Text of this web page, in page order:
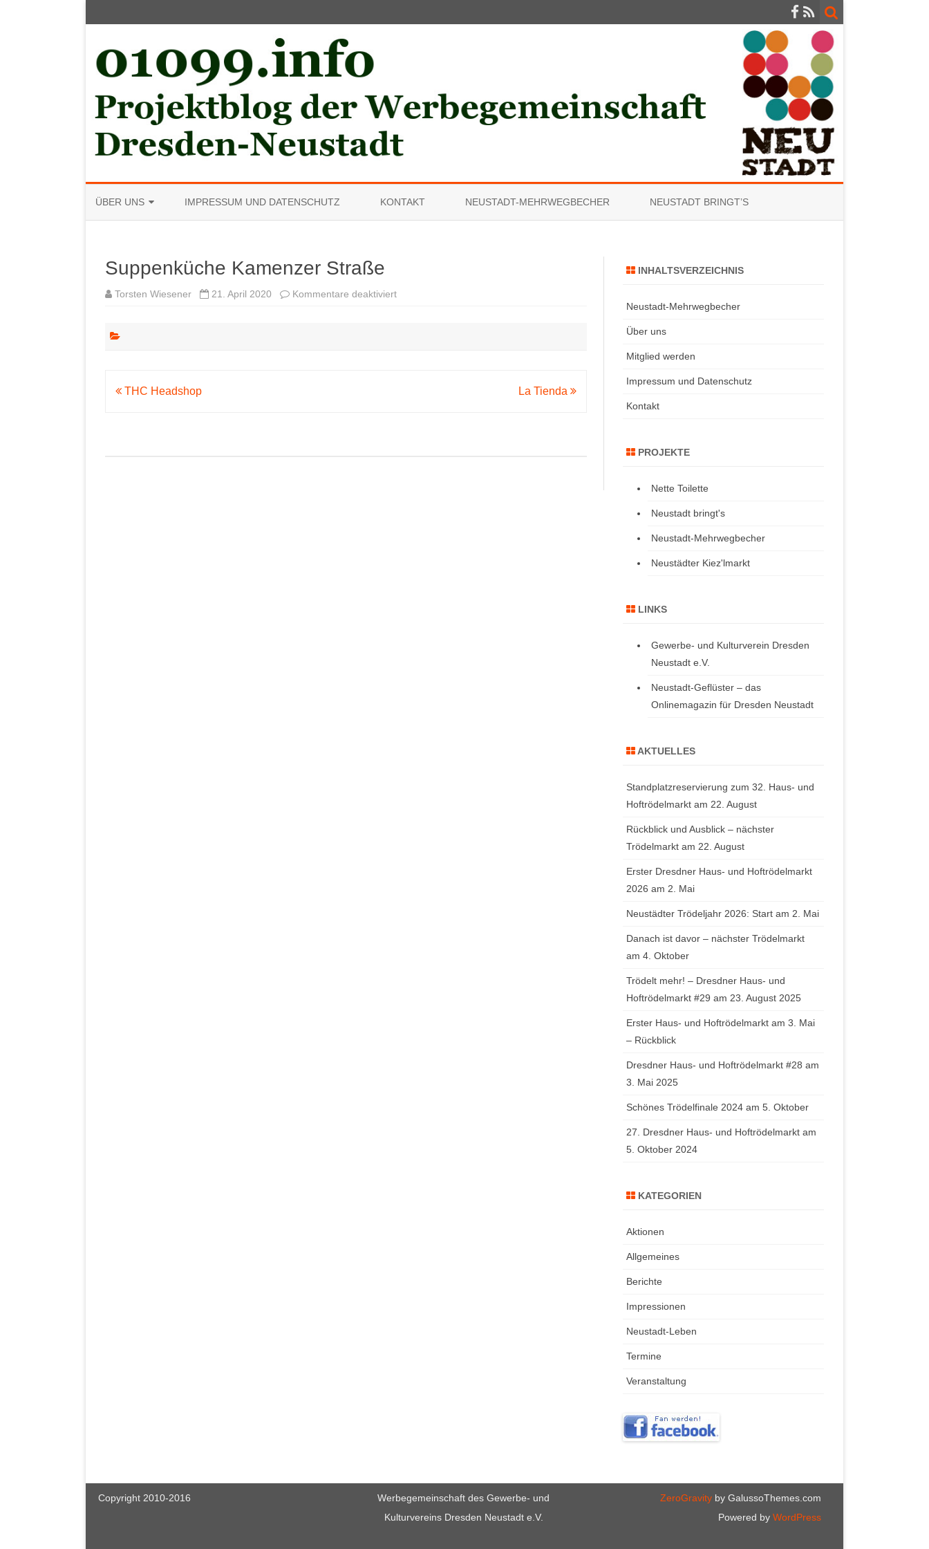
to
ÜBER UNS IMPRESSUM UND DATENSCHUTZ KONTAKT NEUSTADT-MEHRWEGBECHER NEUSTADT BRINGT’S
Suppenküche Kamenzer Straße
Torsten Wiesener 21. April 2020 Kommentare deaktiviertfür
Beitragsnavigation
THC Headshop La Tienda
INHALTSVERZEICHNIS
Neustadt-Mehrwegbecher
Über uns
Mitglied werden
Impressum und Datenschutz
Kontakt
PROJEKTE
Nette Toilette
Neustadt bringt's
Neustadt-Mehrwegbecher
Neustädter Kiez'lmarkt
LINKS
Gewerbe- und Kulturverein Dresden
Neustadt e.V.
Neustadt-Geflüster – das
Onlinemagazin für Dresden Neustadt
AKTUELLES
Standplatzreservierung zum 32. Haus- und
Hoftrödelmarkt am 22. August
Rückblick und Ausblick – nächster
Trödelmarkt am 22. August
Erster Dresdner Haus- und Hoftrödelmarkt
2026 am 2. Mai
Neustädter Trödeljahr 2026: Start am 2. Mai
Danach ist davor – nächster Trödelmarkt
am 4. Oktober
Trödelt mehr! – Dresdner Haus- und
Hoftrödelmarkt #29 am 23. August 2025
Erster Haus- und Hoftrödelmarkt am 3. Mai
– Rückblick
Dresdner Haus- und Hoftrödelmarkt #28 am
3. Mai 2025
Schönes Trödelfinale 2024 am 5. Oktober
27. Dresdner Haus- und Hoftrödelmarkt am
5. Oktober 2024
KATEGORIEN
Aktionen
Allgemeines
Berichte
Impressionen
Neustadt-Leben
Termine
Veranstaltung
Copyright 2010-2016
Werbegemeinschaft des Gewerbe- und
Kulturvereins Dresden Neustadt e.V.
ZeroGravity by GalussoThemes.com
Powered by WordPress